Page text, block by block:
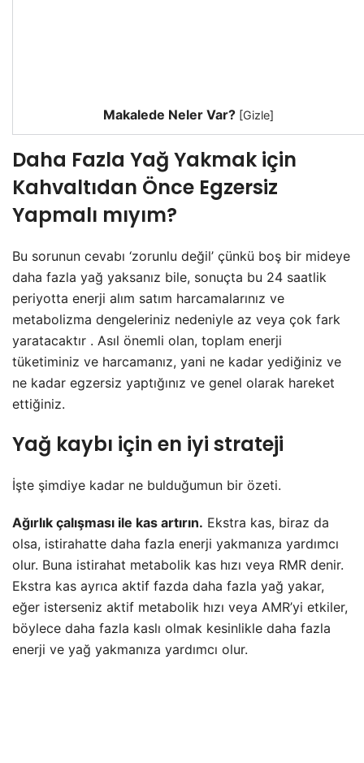
Makalede Neler Var? [Gizle]
Daha Fazla Yağ Yakmak için
Kahvaltıdan Önce Egzersiz
Yapmalı mıyım?
Bu sorunun cevabı ‘zorunlu değil’ çünkü boş bir mideye
daha fazla yağ yaksanız bile, sonuçta bu 24 saatlik
periyotta enerji alım satım harcamalarınız ve
metabolizma dengeleriniz nedeniyle az veya çok fark
yaratacaktır . Asıl önemli olan, toplam enerji
tüketiminiz ve harcamanız, yani ne kadar yediğiniz ve
ne kadar egzersiz yaptığınız ve genel olarak hareket
ettiğiniz.
Yağ kaybı için en iyi strateji
İşte şimdiye kadar ne bulduğumun bir özeti.
Ağırlık çalışması ile kas artırın. Ekstra kas, biraz da
olsa, istirahatte daha fazla enerji yakmanıza yardımcı
olur. Buna istirahat metabolik kas hızı veya RMR denir.
Ekstra kas ayrıca aktif fazda daha fazla yağ yakar,
eğer isterseniz aktif metabolik hızı veya AMR’yi etkiler,
böylece daha fazla kaslı olmak kesinlikle daha fazla
enerji ve yağ yakmanıza yardımcı olur.